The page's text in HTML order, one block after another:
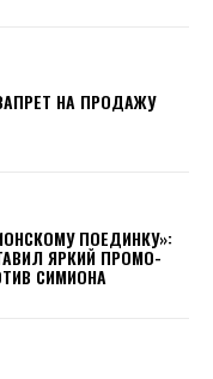
НА ПРОДАЖУ
ПОЕДИНКУ»:
ЯРКИЙ ПРОМО-
СИМИОНА